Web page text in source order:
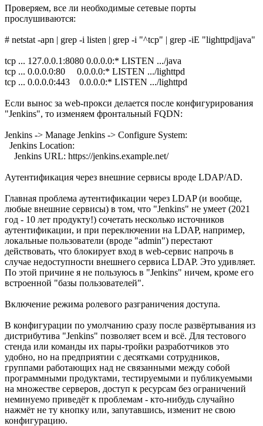
Проверяем, все ли необходимые сетевые порты
прослушиваются:
# netstat -apn | grep -i listen | grep -i "^tcp" | grep -iE "lighttpd|java"
tcp ... 127.0.0.1:8080 0.0.0.0:* LISTEN .../java
tcp ... 0.0.0.0:80 0.0.0.0:* LISTEN .../lighttpd
tcp ... 0.0.0.0:443 0.0.0.0:* LISTEN .../lighttpd
Если вынос за web-прокси делается после конфигурирования
"Jenkins", то изменяем фронтальный FQDN:
Jenkins -> Manage Jenkins -> Configure System:
Jenkins Location:
Jenkins URL: https://jenkins.example.net/
Аутентификация через внешние сервисы вроде LDAP/AD.
Главная проблема аутентификации через LDAP (и вообще,
любые внешние сервисы) в том, что "Jenkins" не умеет (2021
год - 10 лет продукту!) сочетать несколько источников
аутентификации, и при переключении на LDAP, например,
локальные пользователи (вроде "admin") перестают
действовать, что блокирует вход в web-сервис напрочь в
случае недоступности внешнего сервиса LDAP. Это удивляет.
По этой причине я не пользуюсь в "Jenkins" ничем, кроме его
встроенной "базы пользователей".
Включение режима ролевого разграничения доступа.
В конфигурации по умолчанию сразу после развёртывания из
дистрибутива "Jenkins" позволяет всем и всё. Для тестового
стенда или команды их пары-тройки разработчиков это
удобно, но на предприятии с десятками сотрудников,
группами работающих над не связанными между собой
программными продуктами, тестируемыми и публикуемыми
на множестве серверов, доступ к ресурсам без ограничений
неминуемо приведёт к проблемам - кто-нибудь случайно
нажмёт не ту кнопку или, запутавшись, изменит не свою
конфигурацию.